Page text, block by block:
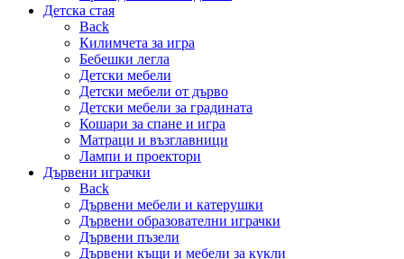
Детска стая
Back
Килимчета за игра
Бебешки легла
Детски мебели
Детски мебели от дърво
Детски мебели за градината
Кошари за спане и игра
Матраци и възглавници
Лампи и проектори
Дървени играчки
Back
Дървени мебели и катерушки
Дървени образователни играчки
Дървени пъзели
Дървени къщи и мебели за кукли